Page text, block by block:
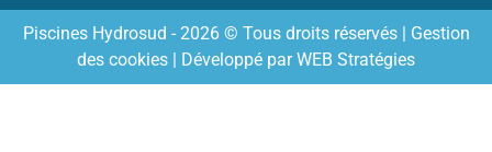
Piscines Hydrosud - 2026 © Tous droits réservés | Gestion
des cookies | Développé parWEB Stratégies